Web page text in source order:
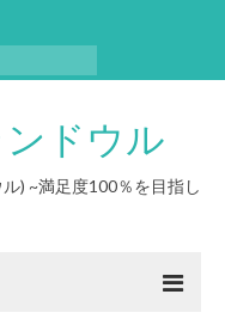
) ~満足度100％を目指し